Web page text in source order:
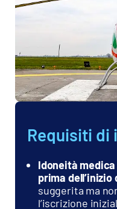
SCOPRI LE
FINANZIARE IL
Scopri di
modulare